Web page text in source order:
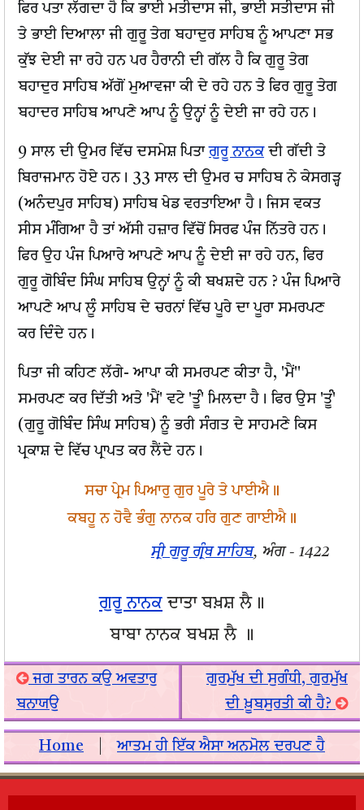
ਫਿਰ ਪਤਾ ਲੱਗਦਾ ਹੈ ਕਿ ਭਾਈ ਮਤੀਦਾਸ ਜੀ, ਭਾਈ ਸਤੀਦਾਸ ਜੀ
ਤੇ ਭਾਈ ਦਿਆਲਾ ਜੀ ਗੁਰੂ ਤੇਗ ਬਹਾਦੁਰ ਸਾਹਿਬ ਨੂੰ ਆਪਣਾ ਸਭ
ਕੁੱਝ ਦੇਈ ਜਾ ਰਹੇ ਹਨ ਪਰ ਹੈਰਾਨੀ ਦੀ ਗੱਲ ਹੈ ਕਿ ਗੁਰੂ ਤੇਗ
ਬਹਾਦੁਰ ਸਾਹਿਬ ਅੱਗੋਂ ਮੁਆਵਜਾ ਕੀ ਦੇ ਰਹੇ ਹਨ ਤੇ ਫਿਰ ਗੁਰੂ ਤੇਗ
ਬਹਾਦਰ ਸਾਹਿਬ ਆਪਣੇ ਆਪ ਨੂੰ ਉਨ੍ਹਾਂ ਨੂੰ ਦੇਈ ਜਾ ਰਹੇ ਹਨ।
9 ਸਾਲ ਦੀ ਉਮਰ ਵਿੱਚ ਦਸਮੇਸ਼ ਪਿਤਾਗੁਰੂ ਨਾਨਕਦੀ ਗੱਦੀ ਤੇ
ਬਿਰਾਜਮਾਨ ਹੋਏ ਹਨ। 33 ਸਾਲ ਦੀ ਉਮਰ ਚ ਸਾਹਿਬ ਨੇ ਕੇਸਗੜ੍ਹ
(ਅਨੰਦਪੁਰ ਸਾਹਿਬ) ਸਾਹਿਬ ਖੇਡ ਵਰਤਾਇਆ ਹੈ। ਜਿਸ ਵਕਤ
ਸੀਸ ਮੰਗਿਆ ਹੈ ਤਾਂ ਅੱਸੀ ਹਜ਼ਾਰ ਵਿੱਚੋਂ ਸਿਰਫ ਪੰਜ ਨਿੱਤਰੇ ਹਨ।
ਫਿਰ ਉਹ ਪੰਜ ਪਿਆਰੇ ਆਪਣੇ ਆਪ ਨੂੰ ਦੇਈ ਜਾ ਰਹੇ ਹਨ, ਫਿਰ
ਗੁਰੂ ਗੋਬਿੰਦ ਸਿੰਘ ਸਾਹਿਬ ਉਨ੍ਹਾਂ ਨੂੰ ਕੀ ਬਖਸ਼ਦੇ ਹਨ ? ਪੰਜ ਪਿਆਰੇ
ਆਪਣੇ ਆਪ ਲੂੰ ਸਾਹਿਬ ਦੇ ਚਰਨਾਂ ਵਿੱਚ ਪੂਰੇ ਦਾ ਪੂਰਾ ਸਮਰਪਣ
ਕਰ ਦਿੰਦੇ ਹਨ।
ਪਿਤਾ ਜੀ ਕਹਿਣ ਲੱਗੇ- ਆਪਾ ਕੀ ਸਮਰਪਣ ਕੀਤਾ ਹੈ, 'ਮੈਂ''
ਸਮਰਪਣ ਕਰ ਦਿੱਤੀ ਅਤੇ 'ਮੈਂ' ਵਟੇ 'ਤੂੰ' ਮਿਲਦਾ ਹੈ। ਫਿਰ ਉਸ 'ਤੂੰ'
(ਗੁਰੂ ਗੋਬਿੰਦ ਸਿੰਘ ਸਾਹਿਬ) ਨੂੰ ਭਰੀ ਸੰਗਤ ਦੇ ਸਾਹਮਣੇ ਕਿਸ
ਪ੍ਰਕਾਸ਼ ਦੇ ਵਿੱਚ ਪ੍ਰਾਪਤ ਕਰ ਲੈਂਦੇ ਹਨ।
ਸਚਾ ਪ੍ਰੇਮ ਪਿਆਰੁ ਗੁਰ ਪੂਰੇ ਤੇ ਪਾਈਐ॥
ਕਬਹੂ ਨ ਹੋਵੈ ਭੰਗੁ ਨਾਨਕ ਹਰਿ ਗੁਣ ਗਾਈਐ॥
ਸ੍ਰੀ ਗੁਰੂ ਗ੍ਰੰਥ ਸਾਹਿਬ, ਅੰਗ - 1422
ਗੁਰੂ ਨਾਨਕ ਦਾਤਾ ਬਖ਼ਸ਼ ਲੈ॥
ਬਾਬਾ ਨਾਨਕ ਬਖਸ਼ ਲੈ ॥
ਜਗ ਤਾਰਨ ਕਉ ਅਵਤਾਰੁ
ਬਨਾਯਉ
ਗੁਰਮੁੱਖ ਦੀ ਸੁਗੰਧੀ, ਗੁਰਮੁੱਖ
ਦੀ ਖ਼ੂਬਸੁਰਤੀ ਕੀ ਹੈ?
Home |ਆਤਮ ਹੀ ਇੱਕ ਐਸਾ ਅਨਮੋਲ ਦਰਪਣ ਹੈ